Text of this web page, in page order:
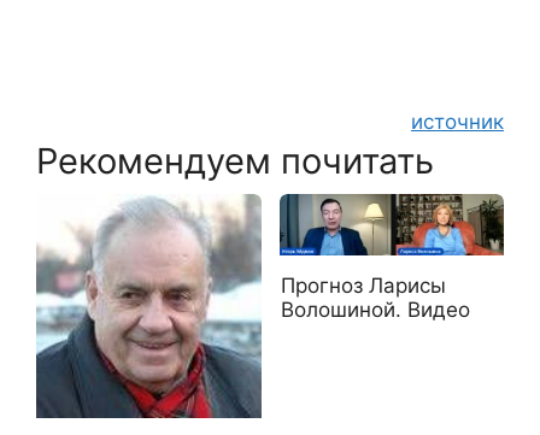
источник
Рекомендуем почитать
Прогноз Ларисы
Волошиной. Видео